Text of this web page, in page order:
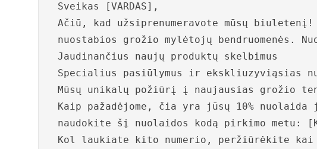
Sveikas [VARDAS],
Ačiū, kad užsiprenumeravote mūsų
nuostabios grožio mylėtojų bendruomenės.
Jaudinančius naujų produktų skelbimus
Specialius pasiūlymus ir ekskliuzyviąsias
Mūsų unikalų požiūrį į naujausias grožio
Kaip pažadėjome, čia yra jūsų 10%
naudokite šį nuolaidos kodą pirkimo metu:
Kol laukiate kito numerio, peržiūrėkite kai